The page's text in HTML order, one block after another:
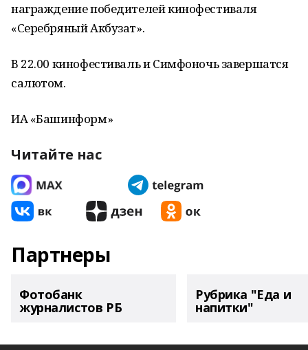
награждение победителей кинофестиваля
«Серебряный Акбузат».
В 22.00 кинофестиваль и Симфоночь завершатся
салютом.
ИА «Башинформ»
Читайте нас
Партнеры
Фотобанк
журналистов РБ
Рубрика "Еда и
напитки"